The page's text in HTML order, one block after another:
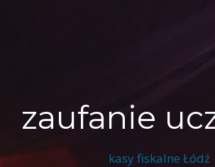
zaufanie
kasy fiskalne Łódź